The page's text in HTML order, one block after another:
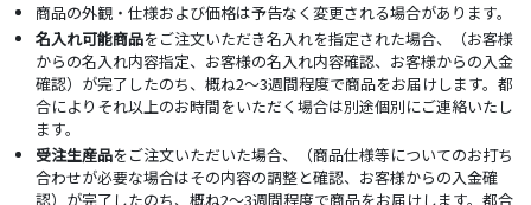
商品の外観・仕様および価格は予告なく変更される場合があります。
名入れ可能商品をご注文いただき名入れを指定された場合、（お客様
からの名入れ内容指定、お客様の名入れ内容確認、お客様からの入金
確認）が完了したのち、概ね2～3週間程度で商品をお届けします。都
合によりそれ以上のお時間をいただく場合は別途個別にご連絡いたし
ます。
受注生産品をご注文いただいた場合、（商品仕様等についてのお打ち
合わせが必要な場合はその内容の調整と確認、お客様からの入金確
認）が完了したのち、概ね2～3週間程度で商品をお届けします。都合